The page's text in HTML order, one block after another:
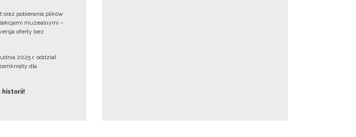
oraz pobierania plików
muzealnymi –
oferty bez
2025 r. oddział
dla
historii!